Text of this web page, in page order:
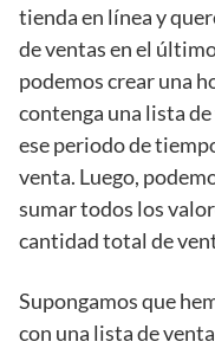
tienda en línea y
de ventas en el
podemos crear una
contenga una lista
ese periodo de
venta. Luego,
sumar todos los
cantidad total de
Supongamos que
con una lista de